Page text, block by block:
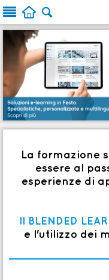
  
La formazione
essere al
esperienze di
Il BLENDED
e l'utilizzo dei